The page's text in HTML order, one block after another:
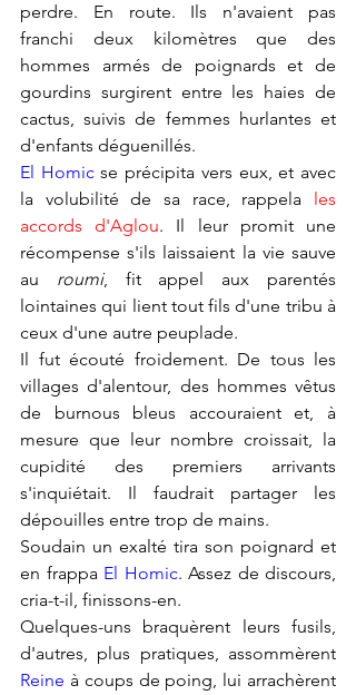
perdre. En route. Ils n'avaient pas
franchi deux kilomètres que des
hommes armés de poignards et de
gourdins surgirent entre les haies de
cactus, suivis de femmes hurlantes et
d'enfants déguenillés.
El Homic se précipita vers eux, et avec
la volubilité de sa race, rappela
les
accords d'Aglou. Il leur promit une
récompense s'ils laissaient la vie sauve
au roumi, fit appel aux parentés
lointaines qui lient tout fils d'une tribu à
ceux d'une autre peuplade.
Il fut écouté froidement. De tous les
villages d'alentour, des hommes vêtus
de burnous bleus accouraient et, à
mesure que leur nombre croissait, la
cupidité des premiers arrivants
s'inquiétait. Il faudrait partager les
dépouilles entre trop de mains.
Soudain un exalté tira son poignard et
en frappa El Homic. Assez de discours,
cria-t-il, finissons-en.
Quelques-uns braquèrent leurs fusils,
Reine à coups de poing, lui arrachèrent